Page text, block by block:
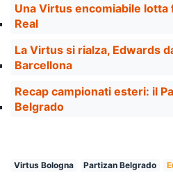
Una Virtus encomiabile lotta
Real
La Virtus si rialza, Edwards
Barcellona
Recap campionati esteri: il
Belgrado
Virtus Bologna Partizan Belgrado